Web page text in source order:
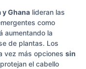
y Ghana lideran las
como
aumentando la
de plantas. Los
vez más opciones sin
el cabello